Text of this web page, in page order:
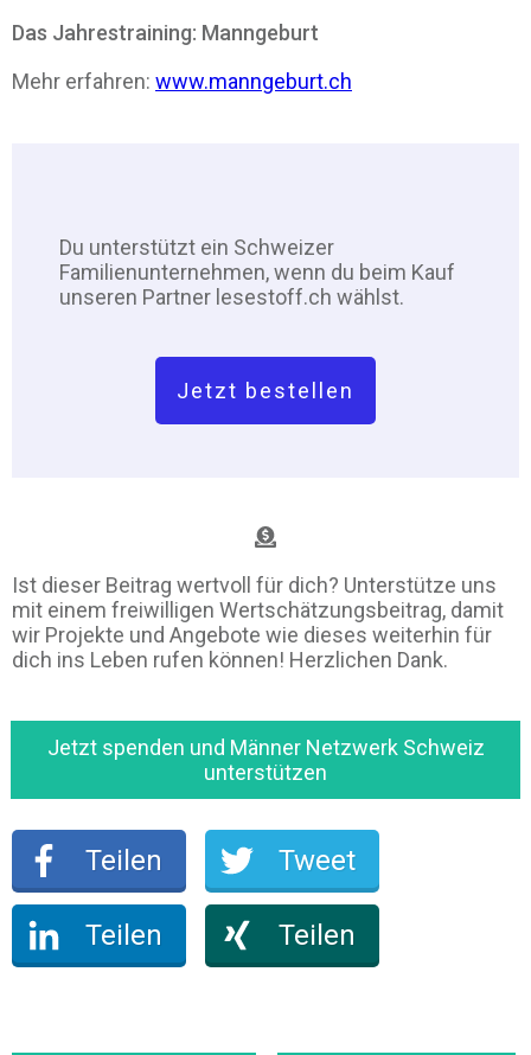
Das Jahrestraining: Manngeburt
Mehr erfahren: www.manngeburt.ch
Du unterstützt ein Schweizer
Familienunternehmen, wenn du beim Kauf
unseren Partner lesestoff.ch wählst.
Jetzt bestellen
Ist dieser Beitrag wertvoll für dich? Unterstütze uns
mit einem freiwilligen Wertschätzungsbeitrag, damit
wir Projekte und Angebote wie dieses weiterhin für
dich ins Leben rufen können! Herzlichen Dank.
Jetzt spenden und Männer Netzwerk Schweiz
unterstützen
Teilen Tweet
Teilen Teilen